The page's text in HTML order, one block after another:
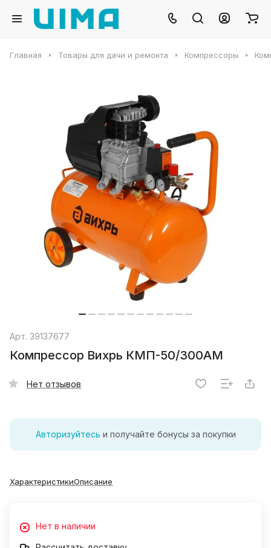
Главная Товары для дачи и ремонта Компрессоры
Арт. 39137677
Компрессор Вихрь КМП-50/300АМ
Нет отзывов
Авторизуйтесь и получайте бонусы за покупки
ХарактеристикиОписание
Нет в наличии